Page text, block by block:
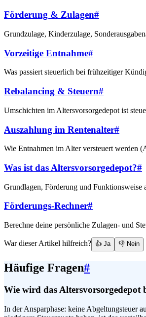
Förderung & Zulagen#
Grundzulage, Kinderzulage,
Vorzeitige Entnahme#
Was passiert steuerlich bei frühzeitiger
Rebalancing & Steuern#
Umschichten im Altersvorsorgedepot ist
Auszahlung im Rentenalter#
Wie Entnahmen im Alter versteuert werden
Was ist das Altersvorsorgedepot?#
Grundlagen, Förderung und Funktionsweise
Förderungs-Rechner#
Berechne deine persönliche Zulagen- und
War dieser Artikel hilfreich? 👍 Ja 👎 Nein
Häufige Fragen#
Wie wird das Altersvorsorgedepot
In der Ansparphase: keine Abgeltungsteuer